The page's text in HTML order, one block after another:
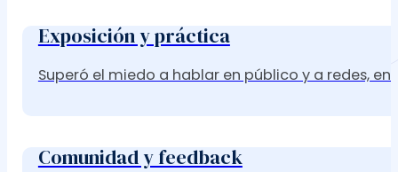
Exposición y práctica
Superó el miedo a hablar en público y a redes,
Comunidad y feedback